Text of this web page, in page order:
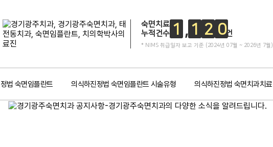
숙면치료
누적건수 1 1 2 0건
* NIMS 취급일자 보고 기준 (2024년 07월 ~ 2026년 7월)
법 숙면임플란트 의식하진정법 숙면임플란트 시술유형 의식하진정법 숙면치과치료